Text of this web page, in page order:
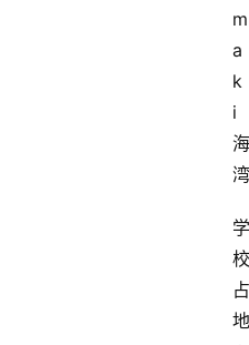
m
a
k
i
海
湾
学
校
占
地